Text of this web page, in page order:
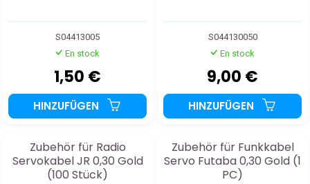
S04413005
En stock
1,50 €
HINZUFÜGEN
S044130050
En stock
9,00 €
HINZUFÜGEN
Zubehör für Radio
Servokabel JR 0,30 Gold
(100 Stück)
Zubehör für Funkkabel
Servo Futaba 0,30 Gold (1
PC)